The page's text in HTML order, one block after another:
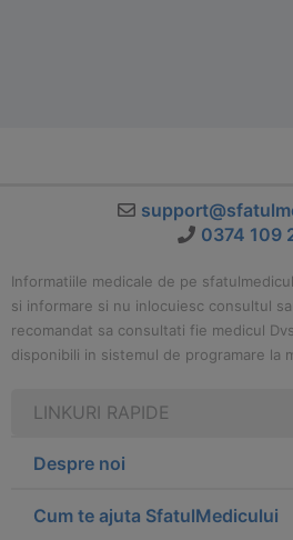
0374 109
Informatiile medicale de pe
si informare si nu inlocuiesc consultul
recomandat sa consultati fie medicul
disponibili in sistemul de programare la
LINKURI RAPIDE
Despre noi
Cum te ajuta SfatulMedicului